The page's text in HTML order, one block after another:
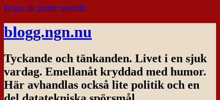
Hoppa till primärt innehåll
blogg.ngn.nu
Tyckande och tänkanden. Livet i en sjuk
vardag. Emellanåt kryddad med humor.
Här avhandlas också lite politik och en